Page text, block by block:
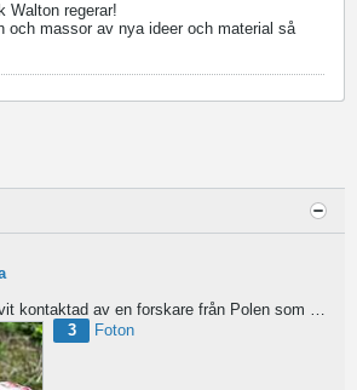
Walton regerar!
och massor av nya ideer och material så
av en forskare från Polen som är på jakt efter material av...
3
Foton